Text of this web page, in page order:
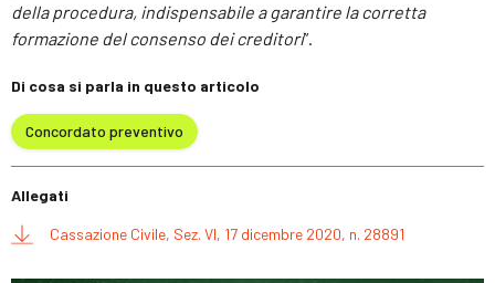
della procedura, indispensabile a garantire la corretta
formazione del consenso dei creditori”.
Di cosa si parla in questo articolo
Concordato preventivo
Allegati
Cassazione Civile, Sez. VI, 17 dicembre 2020, n. 28891